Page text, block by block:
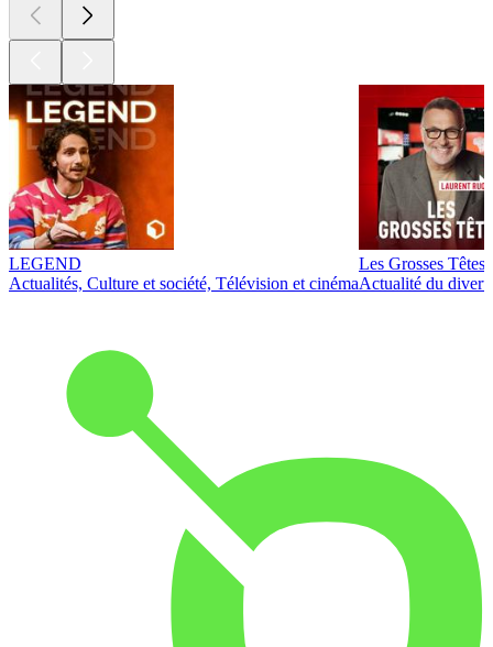
LEGEND
Actualités, Culture et société, Télévision et cinéma
Les Grosses Têtes
Actualité du